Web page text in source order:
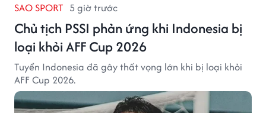
SAO SPORT 5 giờ trước
Chủ tịch PSSI phản ứng khi Indonesia bị
loại khỏi AFF Cup 2026
Tuyển Indonesia đã gây thất vọng lớn khi bị loại khỏi
AFF Cup 2026.